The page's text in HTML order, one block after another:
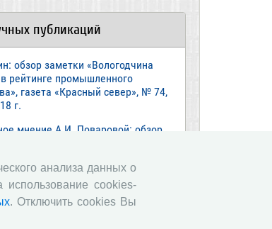
публикаций
обзор заметки «Вологодчина
в рейтинге промышленного
газета «Красный север», № 74,
г.
мнение А.И. Поваровой: обзор
обзор статьи «Повышение
возраста: позитивные эффекты и
журнал «Экономическая
анализа данных о
cookies-
. Отключить cookies Вы